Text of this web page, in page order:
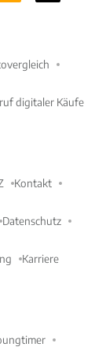
digitaler Käufe
Kontakt
Datenschutz
Karriere